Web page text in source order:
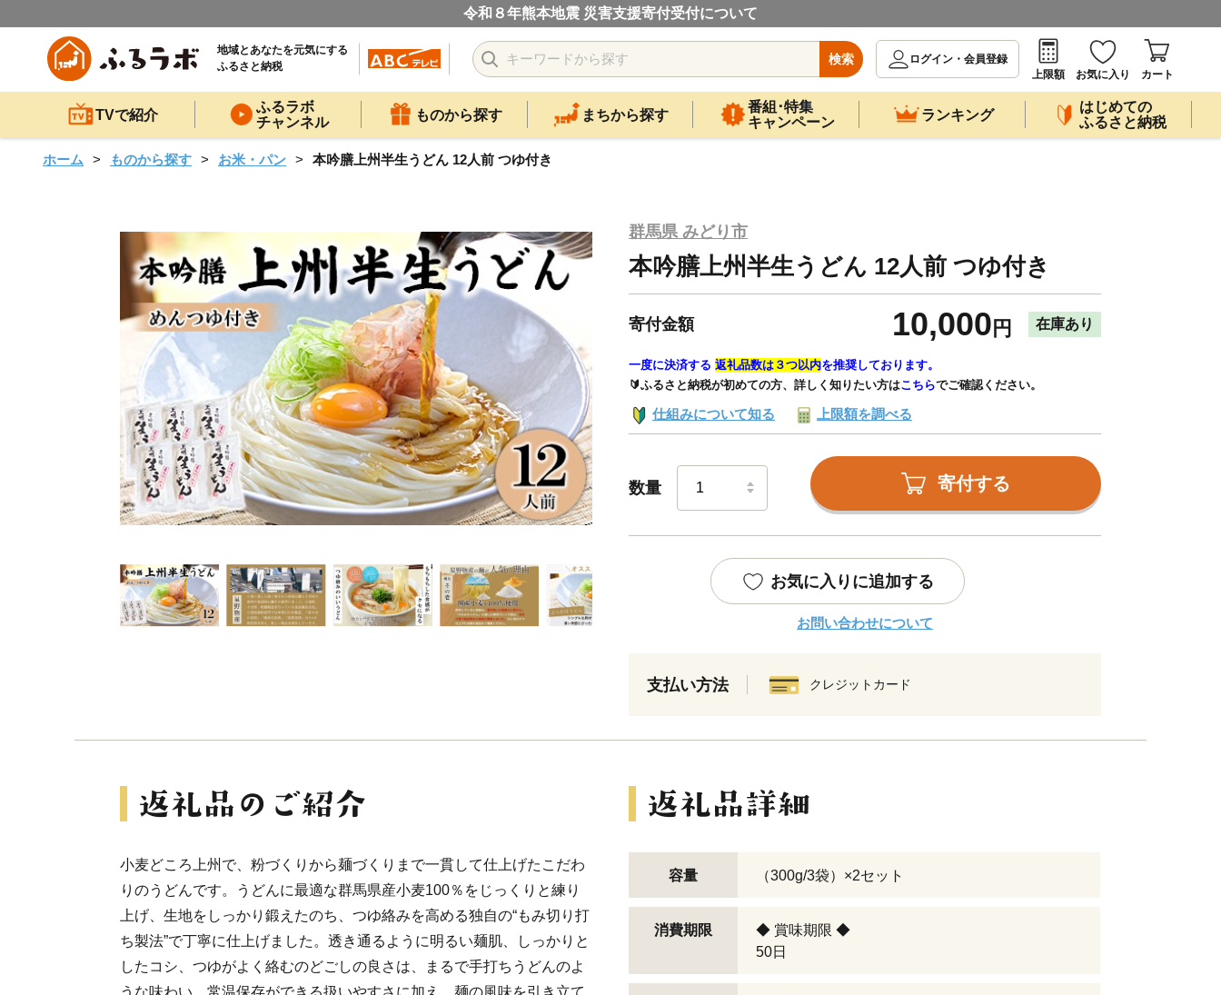
令和８年熊本地震 災害支援寄付受付について
地域とあなたを元気にする
ふるさと納税
検索
ログイン・会員登録
上限額
お気に入り カート
TVで紹介
ふるラボ
チャンネル
ものから探す まちから探す
番組･特集
キャンペーン
ランキング
はじめての
ふるさと納税
ホーム ものから探す お米・パン 本吟膳上州半生うどん 12人前 つゆ付き
群馬県 みどり市
本吟膳上州半生うどん 12人前 つゆ付き
寄付金額 10,000 円 在庫あり
一度に決済する 返礼品数は３つ以内を推奨しております。
🔰ふるさと納税が初めての方、詳しく知りたい方はこちらでご確認ください。
仕組みについて知る 上限額を調べる
数量 寄付する
お気に入りに追加する
お問い合わせについて
支払い方法 クレジットカード
小麦どころ上州で、粉づくりから麺づくりまで一貫して仕上げたこだわ
りのうどんです。うどんに最適な群馬県産小麦100％をじっくりと練り
上げ、生地をしっかり鍛えたのち、つゆ絡みを高める独自の“もみ切り打
ち製法”で丁寧に仕上げました。透き通るように明るい麺肌、しっかりと
したコシ、つゆがよく絡むのどごしの良さは、まるで手打ちうどんのよ
うな味わい。常温保存ができる扱いやすさに加え、麺の風味を引き立て
容量 （300g/3袋）×2セット
消費期限
◆ 賞味期限 ◆
50日